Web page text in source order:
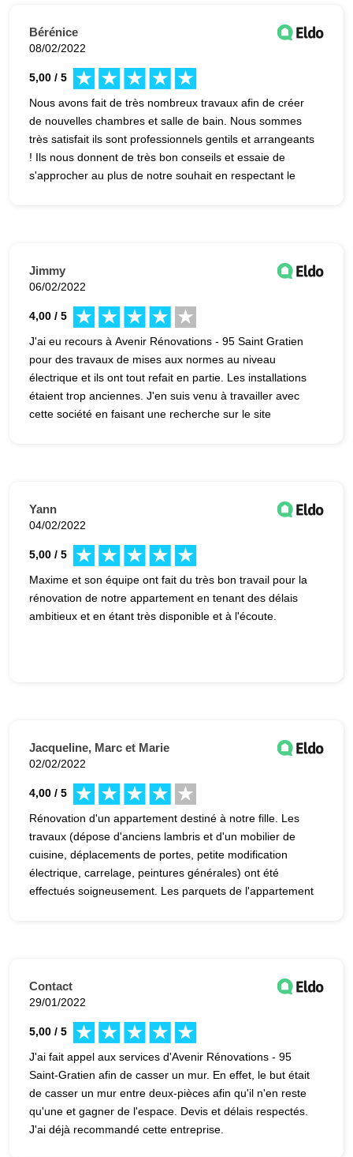
Bérénice
08/02/2022
5,00 / 5
Nous avons fait de très nombreux travaux afin de créer
de nouvelles chambres et salle de bain. Nous sommes
très satisfait ils sont professionnels gentils et arrangeants
! Ils nous donnent de très bon conseils et essaie de
s'approcher au plus de notre souhait en respectant le
Jimmy
06/02/2022
4,00 / 5
J'ai eu recours à Avenir Rénovations - 95 Saint Gratien
pour des travaux de mises aux normes au niveau
électrique et ils ont tout refait en partie. Les installations
étaient trop anciennes. J'en suis venu à travailler avec
cette société en faisant une recherche sur le site
Yann
04/02/2022
5,00 / 5
Maxime et son équipe ont fait du très bon travail pour la
rénovation de notre appartement en tenant des délais
ambitieux et en étant très disponible et à l'écoute.
Jacqueline, Marc et Marie
02/02/2022
4,00 / 5
Rénovation d'un appartement destiné à notre fille. Les
travaux (dépose d'anciens lambris et d'un mobilier de
cuisine, déplacements de portes, petite modification
électrique, carrelage, peintures générales) ont été
effectués soigneusement. Les parquets de l'appartement
problèmes et Cédric en a tenu compte dans la
facturation. Tout a été fait dans le temps prévu et notre
professionnel a bien répondu à nos attentes et nous
sommes satisfaits d'Avenir Rénovations, nous le
recommandons. J et M et leur fille
Contact
29/01/2022
5,00 / 5
J'ai fait appel aux services d'Avenir Rénovations - 95
Saint-Gratien afin de casser un mur. En effet, le but était
de casser un mur entre deux-pièces afin qu'il n'en reste
qu'une et gagner de l'espace. Devis et délais respectés.
J'ai déjà recommandé cette entreprise.